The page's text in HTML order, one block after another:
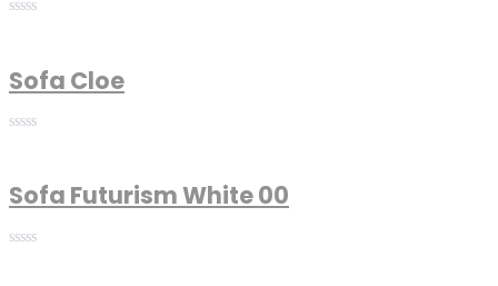
Sofa Cloe
Sofa Futurism White 00